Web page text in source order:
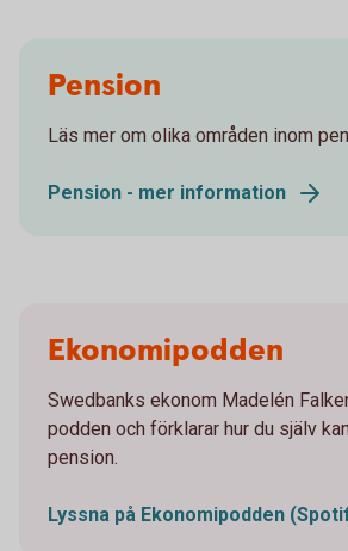
Pension
Läs mer om olika områden inom
Pension - mer information
Ekonomipodden
Swedbanks ekonom Madelén
podden och förklarar hur du själv
pension.
Lyssna på Ekonomipodden